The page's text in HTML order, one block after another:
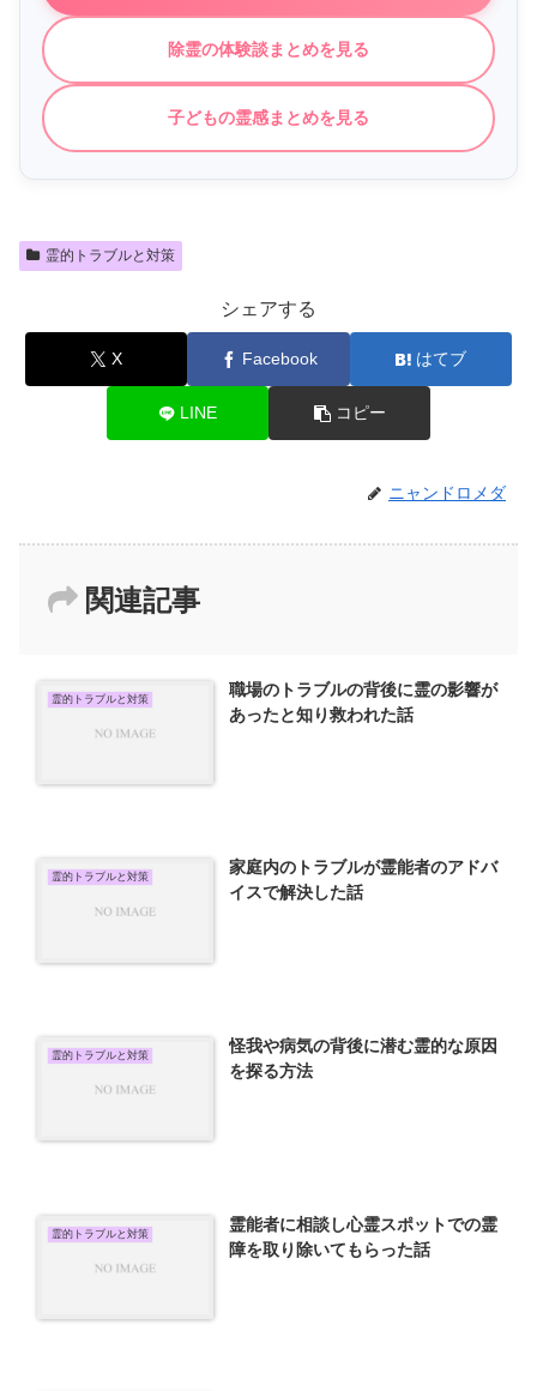
除霊の体験談まとめを見る
子どもの霊感まとめを見る
霊的トラブルと対策
シェアする
X Facebook はてブ
LINE コピー
ニャンドロメダ
関連記事
霊的トラブルと対策
職場のトラブルの背後に霊の影響が
あったと知り救われた話
霊的トラブルと対策
家庭内のトラブルが霊能者のアドバ
イスで解決した話
霊的トラブルと対策
怪我や病気の背後に潜む霊的な原因
を探る方法
霊的トラブルと対策
霊能者に相談し心霊スポットでの霊
障を取り除いてもらった話